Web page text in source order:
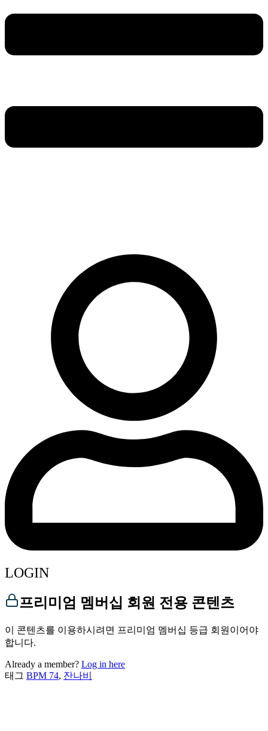
LOGIN
프리미엄 멤버십 회원 전용 콘텐츠
이 콘텐츠를 이용하시려면 프리미엄 멤버십 등급 회원이어야
합니다.
Already a member? Log in here
태그 BPM 74, 잔나비